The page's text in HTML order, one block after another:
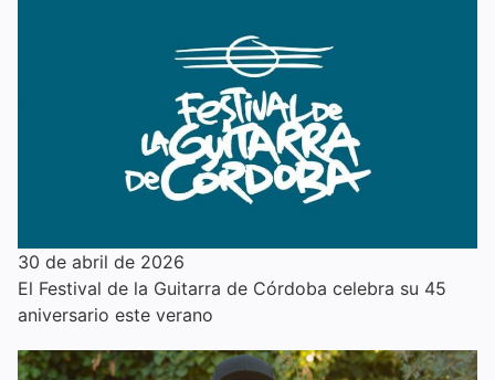
30 de abril de 2026
El Festival de la Guitarra de Córdoba celebra su 45
aniversario este verano